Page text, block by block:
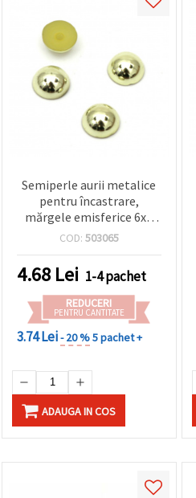
Semiperle aurii metalice
pentru încastrare,
mărgele emisferice 6x3
mm, gaură 1 mm, pentru
COD: 503065
4.68 Lei 1-4 pachet
REDUCERI
PENTRU CANTITATE
3.74 Lei- 20 %5 pachet +
ADAUGA IN COS